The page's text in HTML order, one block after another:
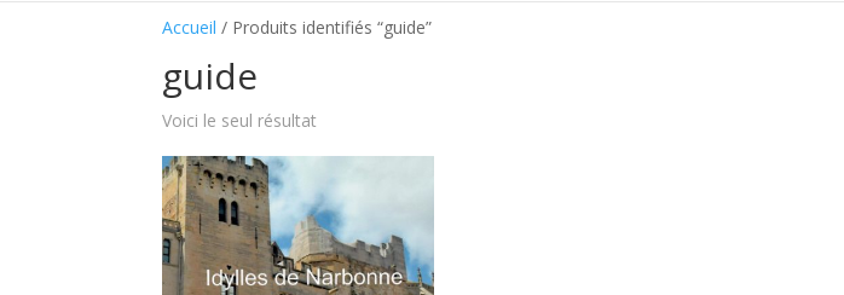
Accueil / Produits identifiés “guide”
guide
Voici le seul résultat